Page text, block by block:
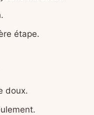
étape.
doux.